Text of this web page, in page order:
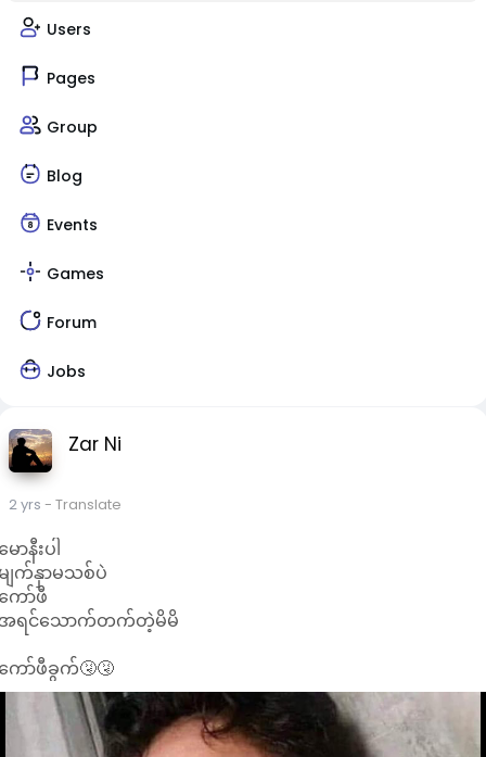
Users
Pages
Group
Blog
Events
Games
Forum
Jobs
Zar Ni
2 yrs - Translate
ောနီးပါ
ျက်နှာမသစ်ပဲ
ော်ဖီ
ရင်သောက်တက်တဲ့မိမိ
ော်ဖီခွက်🤧🤧